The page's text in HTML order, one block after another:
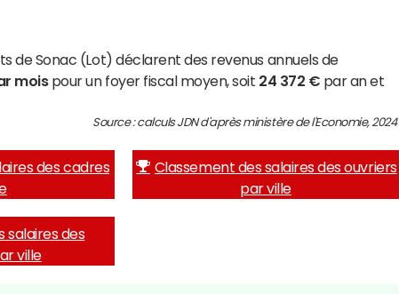
de Sonac (Lot) déclarent des revenus annuels de
moispour un foyer fiscal moyen, soit 24 372 € par an et
Source : calculs JDN d'après ministère de l'Economie, 2024
des cadres
Classement des salaires des ouvriers
par ville
salaires des
ville